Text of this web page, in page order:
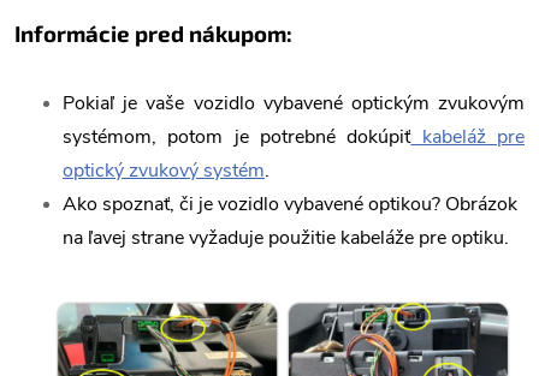
Informácie pred nákupom:
Pokiaľ je vaše vozidlo vybavené optickým zvukovým
systémom, potom je potrebné dokúpiťkabeláž pre
optický zvukový systém.
Ako spoznať, či je vozidlo vybavené optikou? Obrázok
na ľavej strane vyžaduje použitie kabeláže pre optiku.